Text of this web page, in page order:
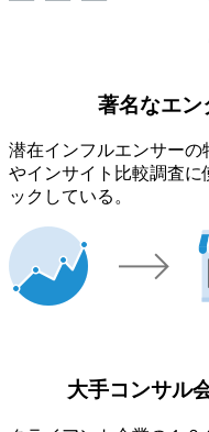
著名なエン
潜在インフルエンサー
やインサイト比較調査
ックしている。
大手コンサル